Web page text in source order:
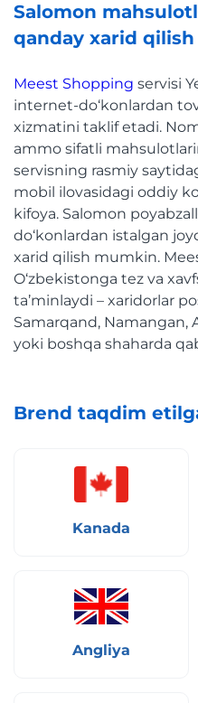
Salomon
qanday xarid
Meest Shopping servisi
internet-do‘konlardan
xizmatini taklif etadi.
ammo sifatli
servisning rasmiy
mobil ilovasidagi oddiy
kifoya. Salomon
do‘konlardan istalgan
xarid qilish mumkin.
O‘zbekistonga tez va
ta’minlaydi – xaridorlar
Samarqand, Namangan,
yoki boshqa shaharda
Brend taqdim
Kanada
Angliya